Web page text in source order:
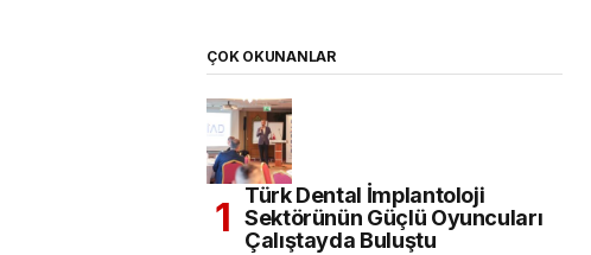
ÇOK OKUNANLAR
Türk Dental İmplantoloji
Sektörünün Güçlü Oyuncuları
Çalıştayda Buluştu